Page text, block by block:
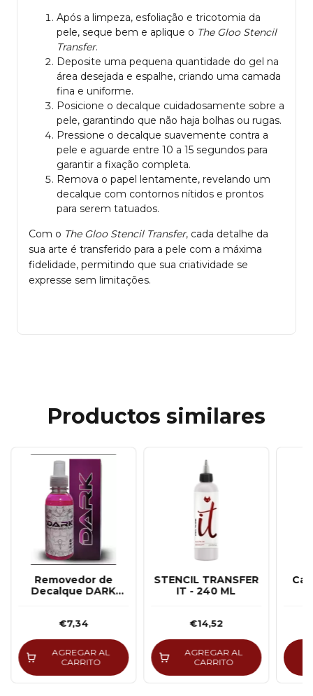
Após a limpeza, esfoliação e tricotomia da
pele, seque bem e aplique o The Gloo Stencil
Transfer.
Deposite uma pequena quantidade do gel na
área desejada e espalhe, criando uma camada
fina e uniforme.
Posicione o decalque cuidadosamente sobre a
pele, garantindo que não haja bolhas ou rugas.
Pressione o decalque suavemente contra a
pele e aguarde entre 10 a 15 segundos para
garantir a fixação completa.
Remova o papel lentamente, revelando um
decalque com contornos nítidos e prontos
para serem tatuados.
Com o The Gloo Stencil Transfer, cada detalhe da
sua arte é transferido para a pele com a máxima
fidelidade, permitindo que sua criatividade se
expresse sem limitações.
Productos similares
Removedor de
Decalque DARK
€7,34
AGREGAR AL
CARRITO
STENCIL TRANSFER
IT - 240 ML
€14,52
AGREGAR AL
CARRITO